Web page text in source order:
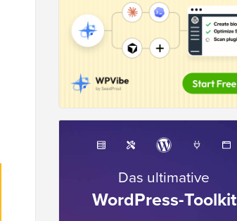
Das ultimative
WordPress-Toolkit